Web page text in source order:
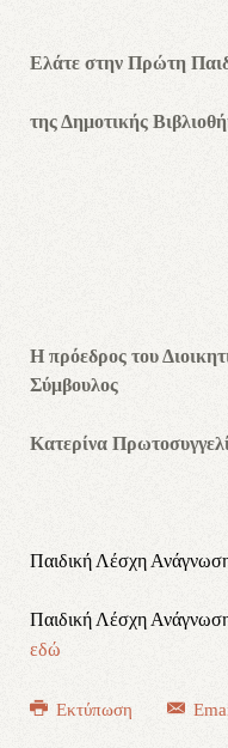
Ελάτε στην Πρώτη
της Δημοτικής
Η πρόεδρος του
Σύμβουλος
Κατερίνα
Παιδική Λέσχη
Παιδική Λέσχη
εδώ
Εκτύπωση